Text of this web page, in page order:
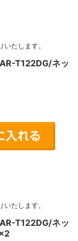
たします。
T122DG/ネッ
たします。
T122DG/ネッ